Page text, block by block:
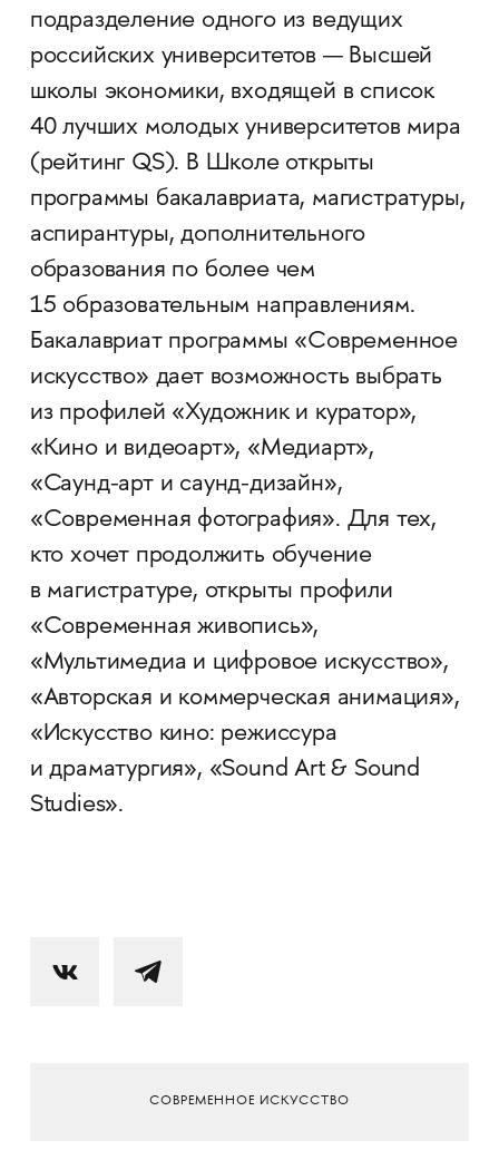
подразделение одного из ведущих
российских университетов — Высшей
школы экономики, входящей в список
40 лучших молодых университетов мира
(рейтинг QS). В Школе открыты
программы бакалавриата, магистратуры,
аспирантуры, дополнительного
образования по более чем
15 образовательным направлениям.
Бакалавриат программы «Современное
искусство» дает возможность выбрать
из профилей «Художник и куратор»,
«Кино и видеоарт», «Медиарт»,
«Саунд-арт и саунд-дизайн»,
«Современная фотография». Для тех,
кто хочет продолжить обучение
в магистратуре, открыты профили
«Современная живопись»,
«Мультимедиа и цифровое искусство»,
«Авторская и коммерческая анимация»,
«Искусство кино: режиссура
и драматургия», «Sound Art & Sound
Studies».
СОВРЕМЕННОЕ ИСКУССТВО